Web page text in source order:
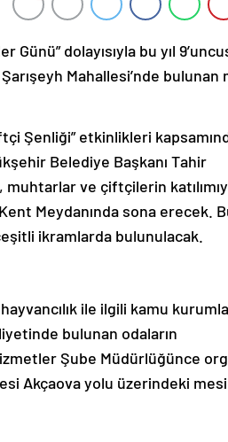
dolayısıyla bu yıl
Mahallesi’nde bulunan
Şenliği” etkinlikleri
Belediye Başkanı Tahir
muhtarlar ve çiftçilerin
Meydanında sona erecek.
ikramlarda bulunulacak.
ile ilgili kamu
bulunan odaların
Şube Müdürlüğünce
Akçaova yolu üzerindeki